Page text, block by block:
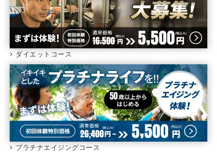
ダイエットコース
プラチナエイジングコース